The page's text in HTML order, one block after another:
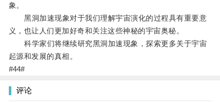
象。
黑洞加速现象对于我们理解宇宙演化的过程具有重要意
义，也让人们更加好奇和关注这些神秘的宇宙奥秘。
科学家们将继续研究黑洞加速现象，探索更多关于宇宙
起源和发展的真相。
#44#
评论